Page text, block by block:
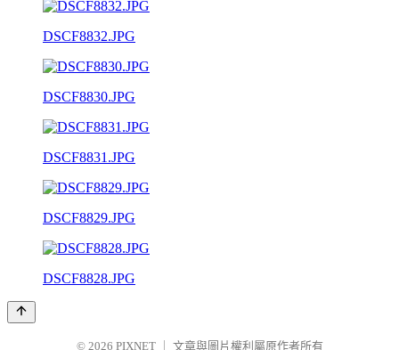
DSCF8832.JPG
DSCF8830.JPG
DSCF8831.JPG
DSCF8829.JPG
DSCF8828.JPG
© 2026 PIXNET 文章與圖片權利屬原作者所有